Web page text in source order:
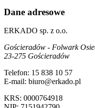
Dane adresowe
ERKADO sp. z o.o.
Gościeradów - Folwark
23-275 Gościeradów
Telefon: 15 838 10 57
E-mail: biuro@erkado.pl
KRS: 0000764918